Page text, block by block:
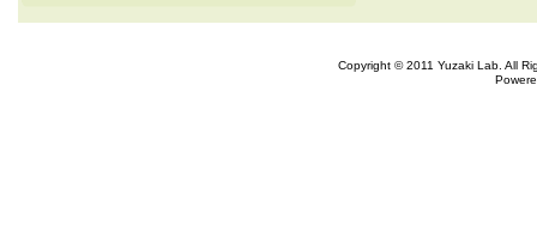
Copyright © 2011 Yuzaki Lab. All